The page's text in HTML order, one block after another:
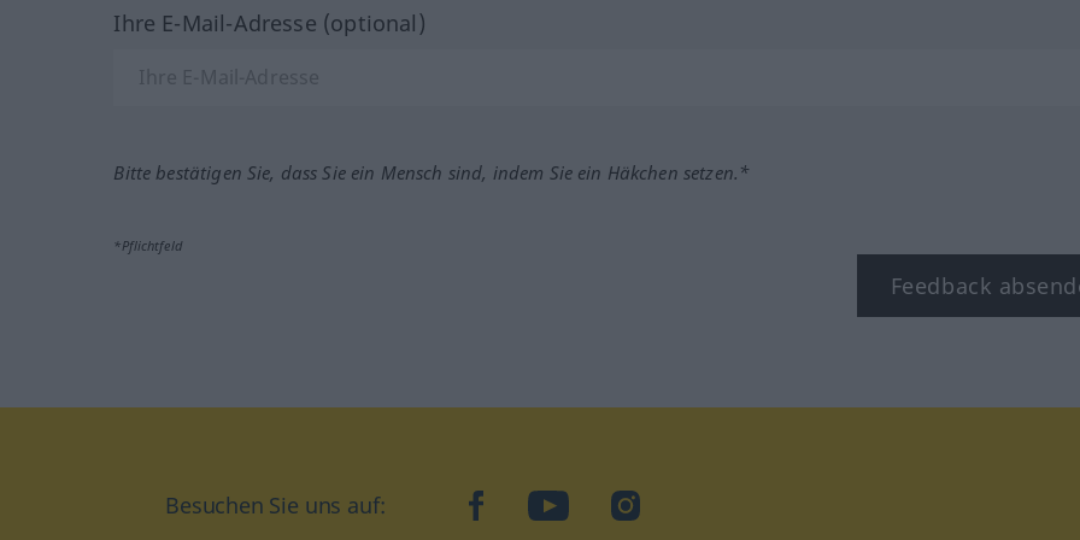
Ihre E-Mail-Adresse (optional)
Bitte bestätigen Sie, dass Sie ein Mensch sind, indem Sie ein Häkchen setzen.*
*Pflichtfeld
Feedback
Besuchen Sie uns auf: facebookYouTubeInstagram